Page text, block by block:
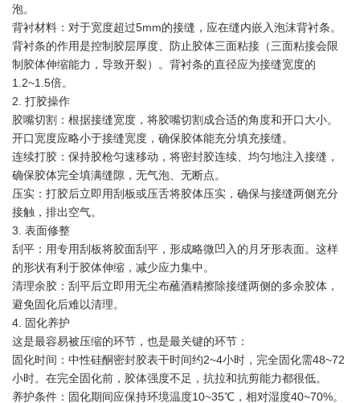
泡。
背衬材料：对于宽度超过5mm的接缝，应在缝内嵌入泡沫背衬条。
背衬条的作用是控制胶层厚度、防止胶体三面粘接（三面粘接会限
制胶体伸缩能力，导致开裂）。背衬条的直径应为接缝宽度的
1.2~1.5倍。
2. 打胶操作
胶嘴切割：根据接缝宽度，将胶嘴切割成合适的角度和开口大小。
开口宽度应略小于接缝宽度，确保胶体能充分填充接缝。
连续打胶：保持胶枪匀速移动，将密封胶连续、均匀地注入接缝，
确保胶体完全填满缝隙，无气泡、无断点。
压实：打胶后立即用刮板或压舌将胶体压实，确保与接缝两侧充分
接触，排出空气。
3. 表面修整
刮平：用专用刮板将胶面刮平，形成略微凹入的月牙形表面。这样
的形状有利于胶体伸缩，减少应力集中。
清理余胶：刮平后立即用无尘布蘸酒精擦除接缝两侧的多余胶体，
避免固化后难以清理。
4. 固化养护
这是最容易被压缩的环节，也是最关键的环节：
固化时间：中性硅酮密封胶表干时间约2~4小时，完全固化需48~72
小时。在完全固化前，胶体强度不足，抗拉和抗剪能力都很低。
养护条件：固化期间应保持环境温度10~35℃，相对湿度40~70%。